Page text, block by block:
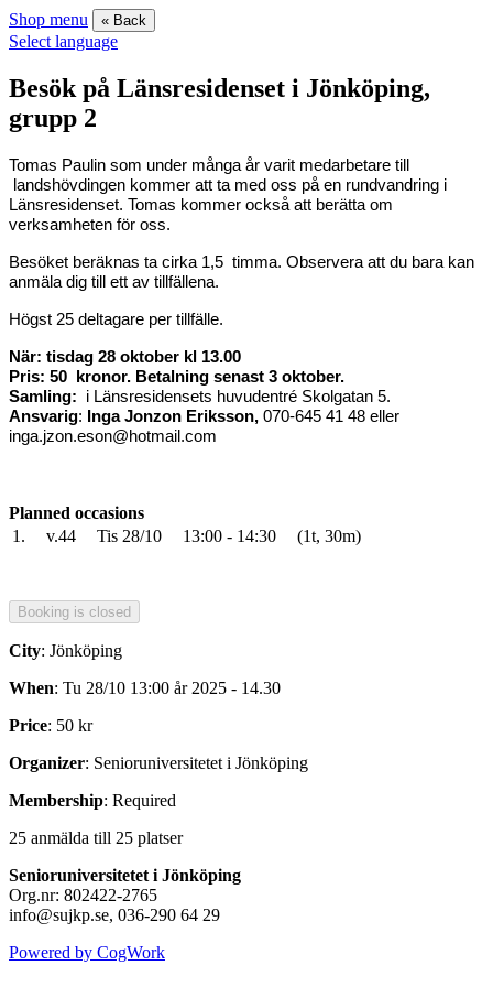
Shop menu « Back
Select language
Besök på Länsresidenset i Jönköping,
grupp 2
Tomas Paulin som under många år varit medarbetare till
landshövdingen kommer att ta med oss på en rundvandring i
Länsresidenset. Tomas kommer också att berätta om
verksamheten för oss.
Besöket beräknas ta cirka 1,5 timma. Observera att du bara kan
anmäla dig till ett av tillfällena.
Högst 25 deltagare per tillfälle.
När: tisdag 28 oktober kl 13.00
Pris: 50 kronor. Betalning senast 3 oktober.
Samling: i Länsresidensets huvudentré Skolgatan 5.
Ansvarig: Inga Jonzon Eriksson, 070-645 41 48 eller
inga.jzon.eson@hotmail.com
Planned occasions
1.
v.44 Tis 28/10 13:00 - 14:30 (1t, 30m)
City: Jönköping
When: Tu 28/10 13:00 år 2025 - 14.30
Price: 50 kr
Organizer: Senioruniversitetet i Jönköping
Membership: Required
25 anmälda till 25 platser
Senioruniversitetet i Jönköping
Org.nr: 802422-2765
info@sujkp.se, 036-290 64 29
Powered by CogWork